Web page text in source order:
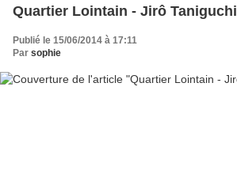
Quartier Lointain - Jirô Taniguchi
Publié le 15/06/2014 à 17:11
Par sophie